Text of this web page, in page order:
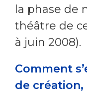
la phase de
théâtre de
à juin 2008).
Comment
de création,